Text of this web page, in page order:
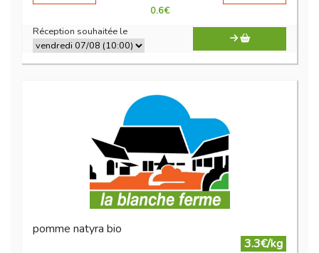
0.6€
Réception souhaitée le
pomme natyra bio
3.3€/kg